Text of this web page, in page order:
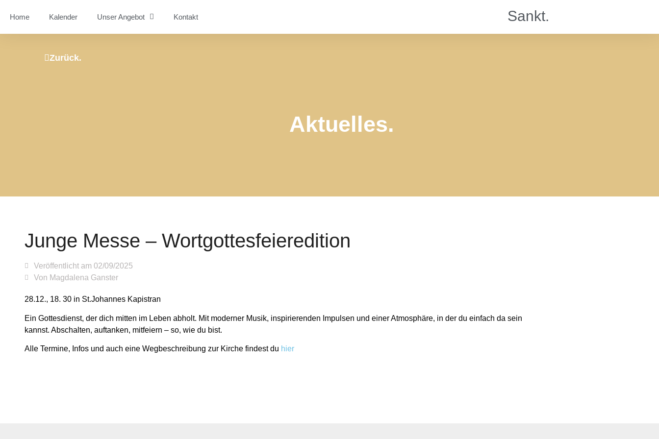
Home Kalender Unser Angebot Kontakt Sankt.
Zurück.
Aktuelles.
Junge Messe – Wortgottesfeieredition
Veröffentlicht am 02/09/2025
Von Magdalena Ganster
28.12., 18. 30 in St.Johannes Kapistran
Ein Gottesdienst, der dich mitten im Leben abholt. Mit moderner Musik, inspirierenden Impulsen und einer Atmosphäre, in der du einfach da sein
kannst. Abschalten, auftanken, mitfeiern – so, wie du bist.
Alle Termine, Infos und auch eine Wegbeschreibung zur Kirche findest du hier